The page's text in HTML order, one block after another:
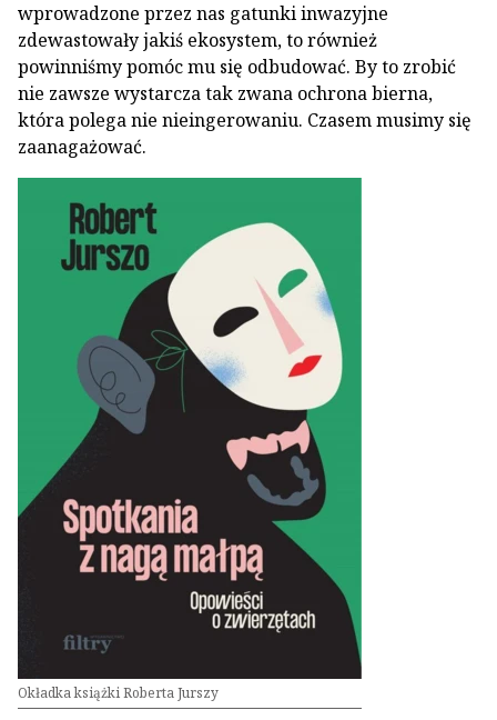
wprowadzone przez nas gatunki inwazyjne
zdewastowały jakiś ekosystem, to również
powinniśmy pomóc mu się odbudować. By to zrobić
nie zawsze wystarcza tak zwana ochrona bierna,
która polega nie nieingerowaniu. Czasem musimy się
zaanagażować.
Okładka książki Roberta Jurszy